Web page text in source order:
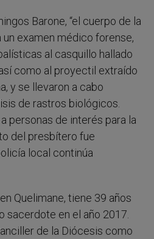
Barone, “el cuerpo de la
examen médico forense,
al casquillo hallado
como al proyectil extraído
y se llevaron a cabo
de rastros biológicos.
personas de interés para la
del presbítero fue
local continúa
Quelimane, tiene 39 años
sacerdote en el año 2017.
de la Diócesis como